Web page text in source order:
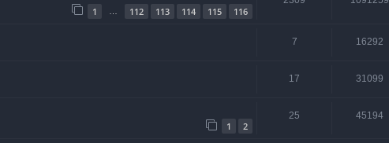
1 112 113 114 115 116
7 16292
17 31099
1 2
25 45194